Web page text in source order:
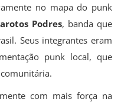
no mapa do punk
Podres, banda que
Seus integrantes eram
punk local, que
com mais força na